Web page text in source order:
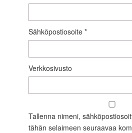
Sähköpostiosoite *
Verkkosivusto
Tallenna nimeni,
tähän selaimeen seuraavaa